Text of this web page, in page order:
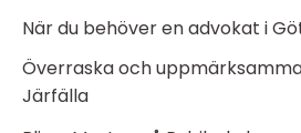
När du behöver en advokat i
Överraska och
Järfälla